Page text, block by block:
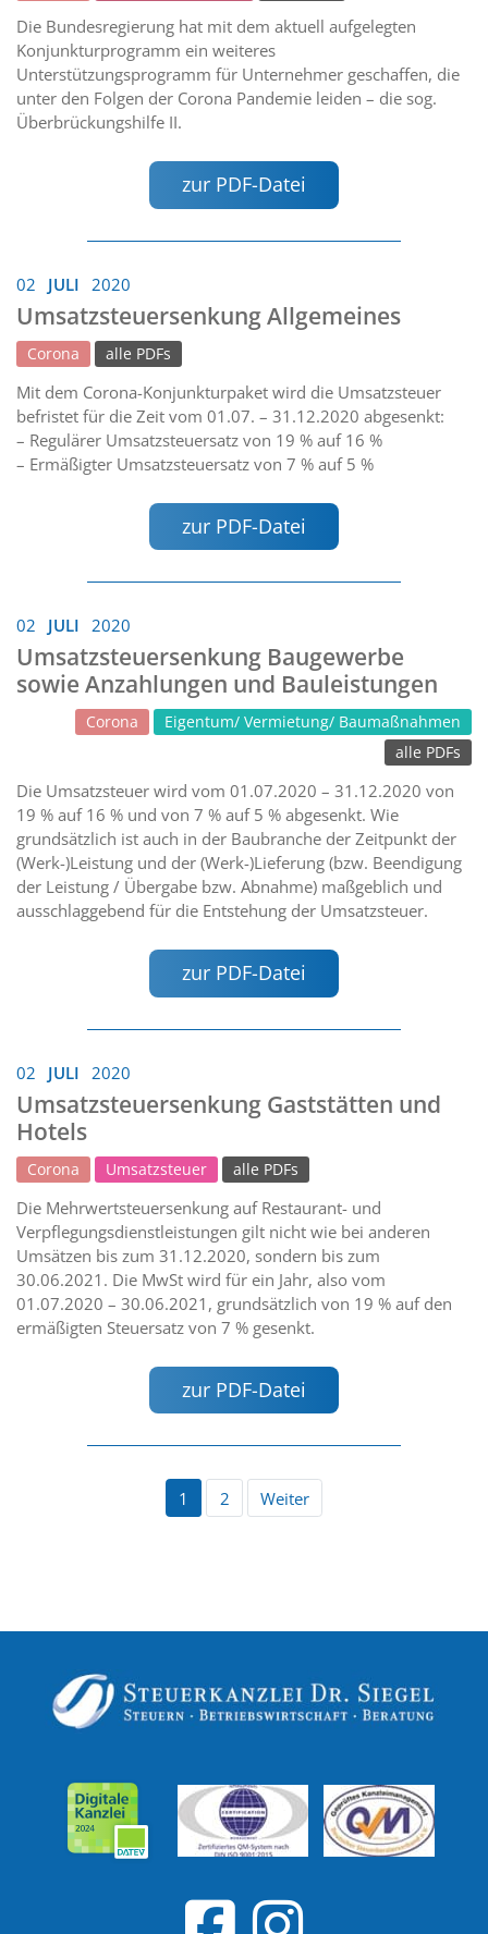
Die Bundesregierung hat mit dem aktuell aufgelegten
Konjunkturprogramm ein weiteres
Unterstützungsprogramm für Unternehmer geschaffen, die
unter den Folgen der Corona Pandemie leiden – die sog.
Überbrückungshilfe II.
zur PDF-Datei
02 JULI 2020
Umsatzsteuersenkung Allgemeines
Corona alle PDFs
Mit dem Corona-Konjunkturpaket wird die Umsatzsteuer
befristet für die Zeit vom 01.07. – 31.12.2020 abgesenkt:
– Regulärer Umsatzsteuersatz von 19 % auf 16 %
– Ermäßigter Umsatzsteuersatz von 7 % auf 5 %
zur PDF-Datei
02 JULI 2020
Umsatzsteuersenkung Baugewerbe
sowie Anzahlungen und Bauleistungen
Corona
Eigentum/ Vermietung/ Baumaßnahmen
alle PDFs
Die Umsatzsteuer wird vom 01.07.2020 – 31.12.2020 von
19 % auf 16 % und von 7 % auf 5 % abgesenkt. Wie
grundsätzlich ist auch in der Baubranche der Zeitpunkt der
(Werk-)Leistung und der (Werk-)Lieferung (bzw. Beendigung
der Leistung / Übergabe bzw. Abnahme) maßgeblich und
ausschlaggebend für die Entstehung der Umsatzsteuer.
zur PDF-Datei
02 JULI 2020
Umsatzsteuersenkung Gaststätten und
Hotels
Corona Umsatzsteuer alle PDFs
Die Mehrwertsteuersenkung auf Restaurant- und
Verpflegungsdienstleistungen gilt nicht wie bei anderen
Umsätzen bis zum 31.12.2020, sondern bis zum
30.06.2021. Die MwSt wird für ein Jahr, also vom
01.07.2020 – 30.06.2021, grundsätzlich von 19 % auf den
ermäßigten Steuersatz von 7 % gesenkt.
zur PDF-Datei
1 2 Weiter